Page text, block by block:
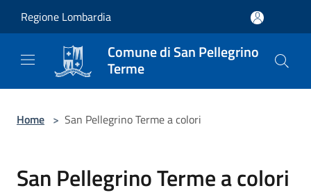
Regione Lombardia
Comune di San Pellegrino
Terme
Home > San Pellegrino Terme a colori
San Pellegrino Terme a colori